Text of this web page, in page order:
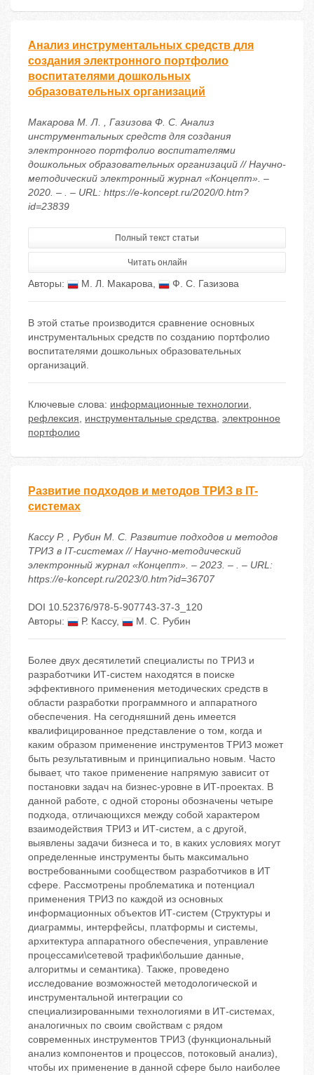
Анализ инструментальных средств для
создания электронного портфолио
воспитателями дошкольных
образовательных организаций
Макарова М. Л. , Газизова Ф. С. Анализ
инструментальных средств для создания
электронного портфолио воспитателями
дошкольных образовательных организаций // Научно-
методический электронный журнал «Концепт». –
2020. – . – URL: https://e-koncept.ru/2020/0.htm?
id=23839
Полный текст статьи
Читать онлайн
Авторы: М. Л. Макарова, Ф. С. Газизова
В этой статье производится сравнение основных
инструментальных средств по созданию портфолио
воспитателями дошкольных образовательных
организаций.
Ключевые слова: информационные технологии,
рефлексия, инструментальные средства, электронное
портфолио
Развитие подходов и методов ТРИЗ в IT-
системах
Кассу Р. , Рубин М. С. Развитие подходов и методов
ТРИЗ в IT-системах // Научно-методический
электронный журнал «Концепт». – 2023. – . – URL:
https://e-koncept.ru/2023/0.htm?id=36707
DOI 10.52376/978-5-907743-37-3_120
Авторы:
Р. Кассу, М. С. Рубин
Более двух десятилетий специалисты по ТРИЗ и
разработчики ИТ-систем находятся в поиске
эффективного применения методических средств в
области разработки программного и аппаратного
обеспечения. На сегодняшний день имеется
квалифицированное представление о том, когда и
каким образом применение инструментов ТРИЗ может
быть результативным и принципиально новым. Часто
бывает, что такое применение напрямую зависит от
постановки задач на бизнес-уровне в ИТ-проектах. В
данной работе, с одной стороны обозначены четыре
подхода, отличающихся между собой характером
взаимодействия ТРИЗ и ИТ-систем, а с другой,
выявлены задачи бизнеса и то, в каких условиях могут
определенные инструменты быть максимально
востребованными сообществом разработчиков в ИТ
сфере. Рассмотрены проблематика и потенциал
применения ТРИЗ по каждой из основных
информационных объектов ИТ-систем (Структуры и
диаграммы, интерфейсы, платформы и системы,
архитектура аппаратного обеспечения, управление
процессами\сетевой трафик\большие данные,
алгоритмы и семантика). Также, проведено
исследование возможностей методологической и
инструментальной интеграции со
специализированными технологиями в ИТ-системах,
аналогичных по своим свойствам с рядом
современных инструментов ТРИЗ (функциональный
анализ компонентов и процессов, потоковый анализ),
чтобы их применение в данной сфере было наиболее